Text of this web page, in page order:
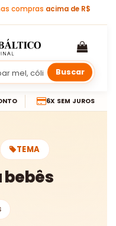
compras acima de R$
Buscar
6X SEM JUROS
TEMA
bebês